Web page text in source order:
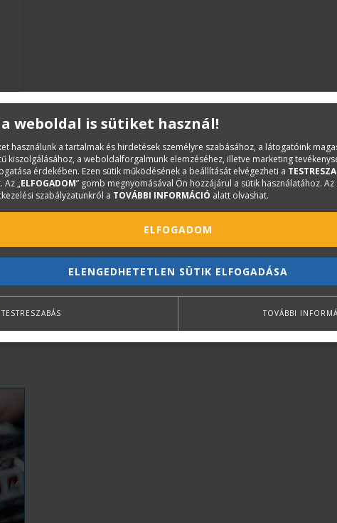
a weboldal is sütiket használ!
használunk a tartalmak és hirdetések személyre szabásához, a látogatóink
kiszolgálásához, a weboldalforgalmunk elemzéséhez, illetve marketing
érdekében. Ezen sütik működésének a beállítását elvégezheti a
Az „ELFOGADOM” gomb megnyomásával Ön hozzájárul a sütik használatához. Az
szabályzatunkról a TOVÁBBI INFORMÁCIÓ alatt olvashat.
ELFOGADOM
ELENGEDHETETLEN SÜTIK ELFOGADÁSA
TESTRESZABÁS TOVÁBBI